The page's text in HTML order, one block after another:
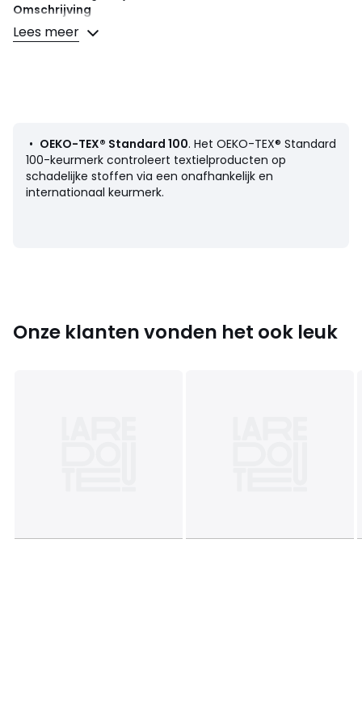
Omschrijving
• 100% katoen
• 57 draden/cm²
Onderhoud
• Wassen op 60°
• Door te wassen op 40° in plaats van 60°, verminder je
het energieverbruik
kenmerken
Lees meer
• OEKO-TEX® Standard 100. Het OEKO-TEX® Standard
100-keurmerk controleert textielproducten op
schadelijke stoffen via een onafhankelijk en
internationaal keurmerk.
Onze klanten vonden het ook leuk